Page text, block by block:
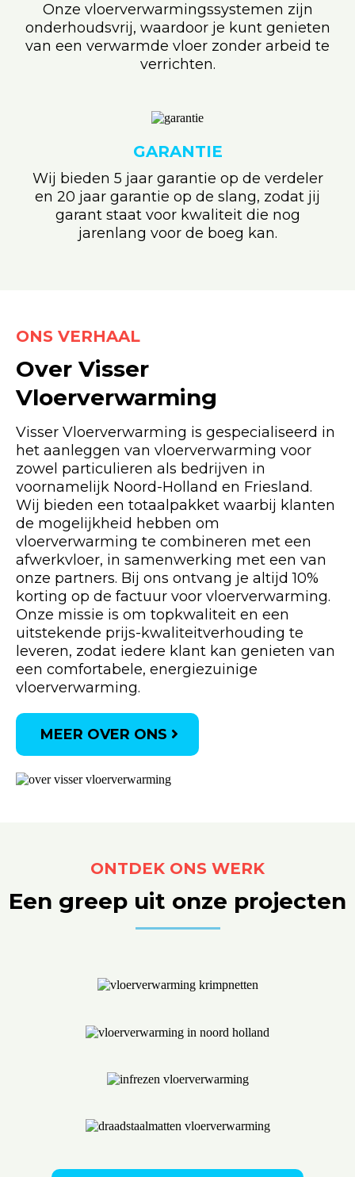
Onze vloerverwarmingssystemen zijn
onderhoudsvrij, waardoor je kunt genieten
van een verwarmde vloer zonder arbeid te
verrichten.
GARANTIE
Wij bieden 5 jaar garantie op de verdeler
en 20 jaar garantie op de slang, zodat jij
garant staat voor kwaliteit die nog
jarenlang voor de boeg kan.
ONS VERHAAL
Over Visser
Vloerverwarming
Visser Vloerverwarming is gespecialiseerd in
het aanleggen van vloerverwarming voor
zowel particulieren als bedrijven in
voornamelijk Noord-Holland en Friesland.
Wij bieden een totaalpakket waarbij klanten
de mogelijkheid hebben om
vloerverwarming te combineren met een
afwerkvloer, in samenwerking met een van
onze partners. Bij ons ontvang je altijd 10%
korting op de factuur voor vloerverwarming.
Onze missie is om topkwaliteit en een
uitstekende prijs-kwaliteitverhouding te
leveren, zodat iedere klant kan genieten van
een comfortabele, energiezuinige
vloerverwarming.
MEER OVER ONS
ONTDEK ONS WERK
Een greep uit onze projecten